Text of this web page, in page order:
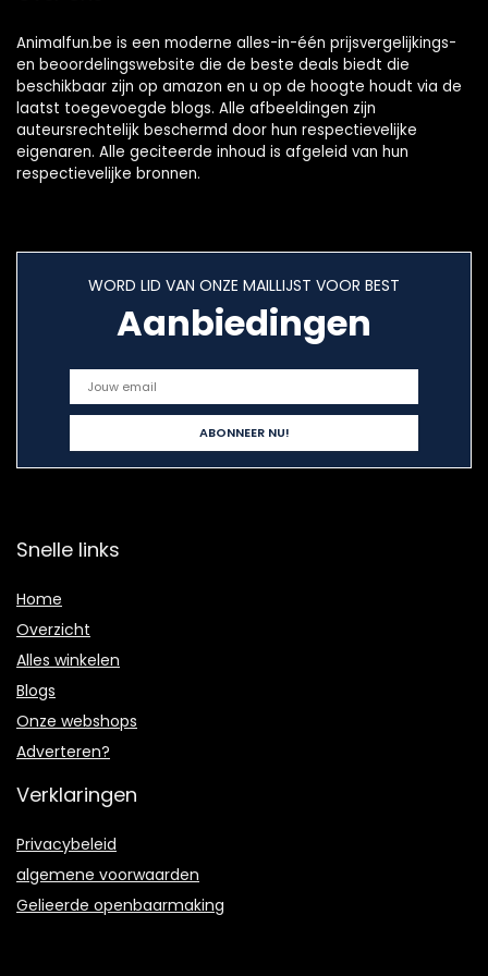
Animalfun.be is een moderne alles-in-één prijsvergelijkings-
en beoordelingswebsite die de beste deals biedt die
beschikbaar zijn op amazon en u op de hoogte houdt via de
laatst toegevoegde blogs. Alle afbeeldingen zijn
auteursrechtelijk beschermd door hun respectievelijke
eigenaren. Alle geciteerde inhoud is afgeleid van hun
respectievelijke bronnen.
WORD LID VAN ONZE MAILLIJST VOOR BEST
Aanbiedingen
Snelle links
Home
Overzicht
Alles winkelen
Blogs
Onze webshops
Adverteren?
Verklaringen
Privacybeleid
algemene voorwaarden
Gelieerde openbaarmaking